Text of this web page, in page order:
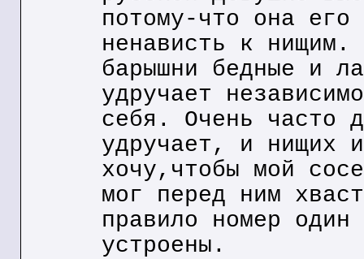
потому-что она
ненависть к нищим.
барышни бедные и
удручает
себя. Очень часто
удручает, и нищих
хочу,чтобы мой
мог перед ним
правило номер
устроены.